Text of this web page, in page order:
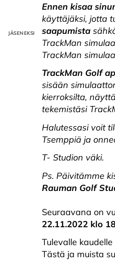
Ennen kisaa
käyttäjäksi, jotta
saapumista
TrackMan
TrackMan
TrackMan Golf
sisään
kierroksilta,
tekemistäsi
Halutessasi voit
Tsemppiä ja
T- Studion väki.
Ps. Päivitämme
Rauman Golf
Seuraavana on
22.11.2022 klo
Tulevalle
Tästä ja muista